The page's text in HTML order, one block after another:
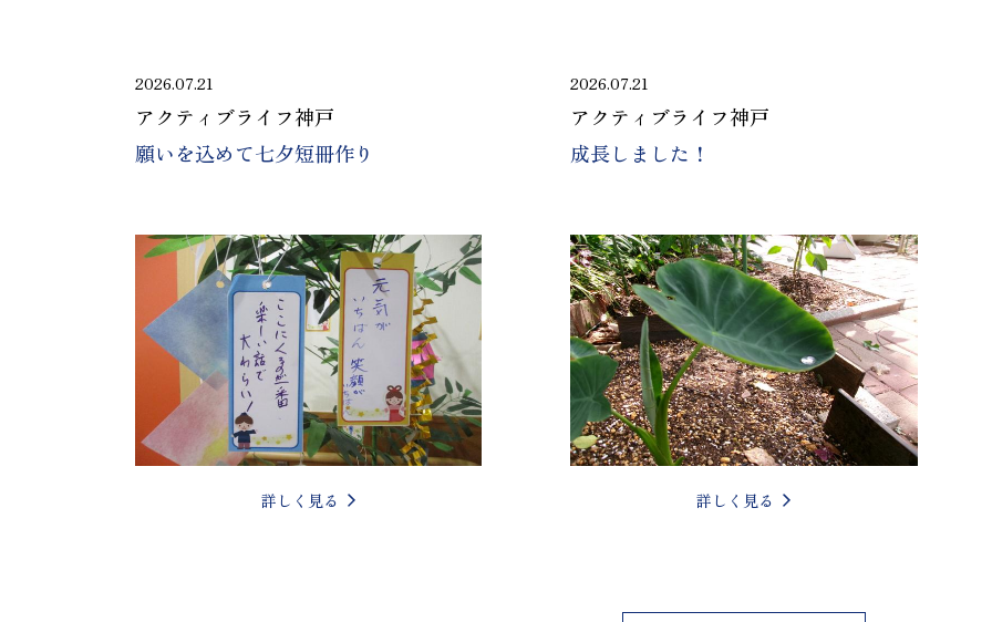
2026.07.21
アクティブライフ神戸
願いを込めて七夕短冊作り
詳しく見る
2026.07.21
アクティブライフ神戸
成長しました！
詳しく見る